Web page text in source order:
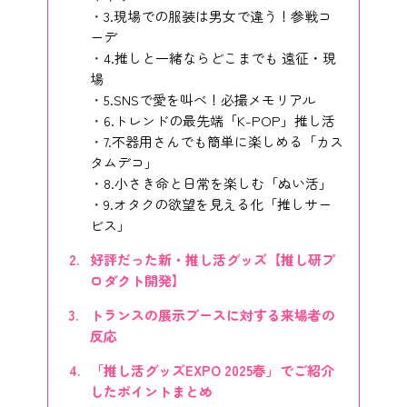
3.現場での服装は男女で違う！参戦コ
ーデ
4.推しと一緒ならどこまでも 遠征・現
場
5.SNSで愛を叫べ！必撮メモリアル
6.トレンドの最先端「K-POP」推し活
7.不器用さんでも簡単に楽しめる「カス
タムデコ」
8.小さき命と日常を楽しむ「ぬい活」
9.オタクの欲望を見える化「推しサー
ビス」
好評だった新・推し活グッズ【推し研プ
ロダクト開発】
トランスの展示ブースに対する来場者の
反応
「推し活グッズEXPO 2025春」でご紹介
したポイントまとめ